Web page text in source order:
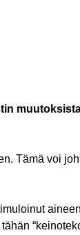
Tämä voi